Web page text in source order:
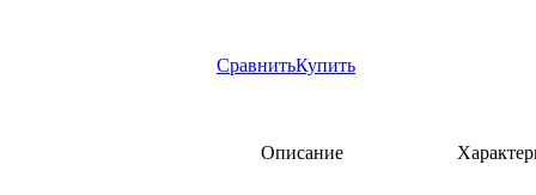
СравнитьКупить
Описание